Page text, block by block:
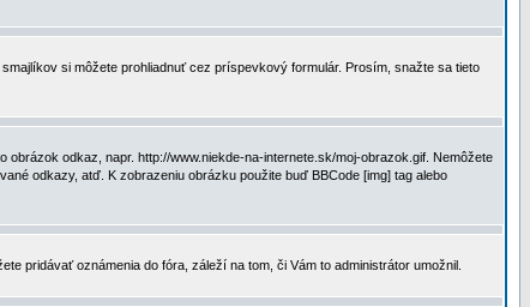
si môžete prohliadnuť cez príspevkový formulár. Prosím, snažte sa tieto
odkaz, napr. http://www.niekde-na-internete.sk/moj-obrazok.gif. Nemôžete
odkazy, atď. K zobrazeniu obrázku použite buď BBCode [img] tag alebo
pridávať oznámenia do fóra, záleží na tom, či Vám to administrátor umožnil.